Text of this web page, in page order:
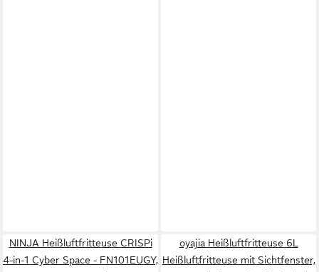
NINJA Heißluftfritteuse CRISPi
4-in-1 Cyber Space - FN101EUGY,
oyajia Heißluftfritteuse 6L
Heißluftfritteuse mit Sichtfenster,